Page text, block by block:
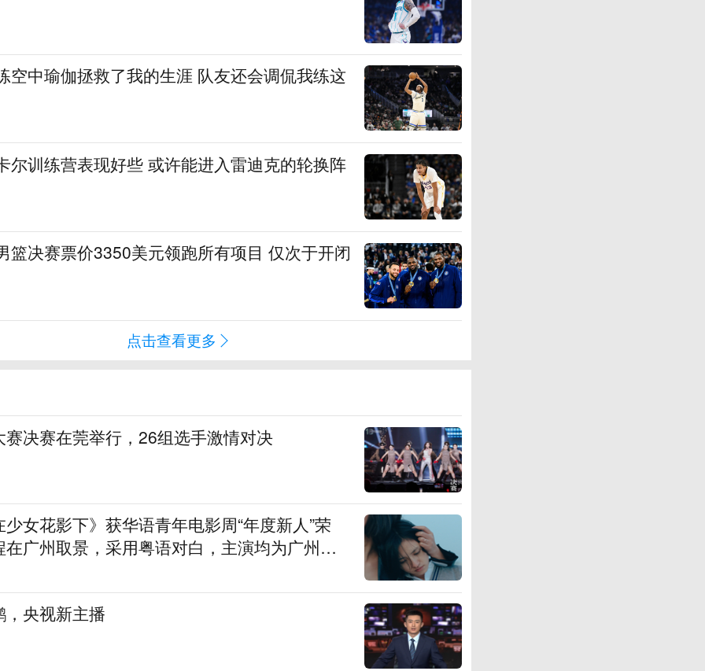
空中瑜伽拯救了我的生涯 队友还会调侃我练这
尔训练营表现好些 或许能进入雷迪克的轮换阵
篮决赛票价3350美元领跑所有项目 仅次于开闭
点击查看更多
决赛在莞举行，26组选手激情对决
女花影下》获华语青年电影周“年度新人”荣
广州取景，采用粤语对白，主演均为广州本
央视新主播